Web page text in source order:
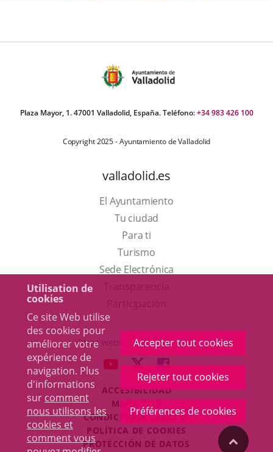
Utilisation de
cookies
Ce site Web utilise
des cookies pour
améliorer votre
expérience de
navigation. Plus
d'informations
sur comment
nous utilisons les
cookies et
comment vous
Accepter tout cookies
Rejeter tout cookies
Préférences de cookies
Plaza Mayor, 1. 47001 Valladolid, España. Teléfono:+34 983 426 100
Copyright 2025 - Ayuntamiento de Valladolid
valladolid.es
El Ayuntamiento
Tu ciudad
Para ti
TurismoEste
enlace
una
ventana
nueva.
Sede Electrónica
externa.
Otras webs del ayuntamiento
ENLACE
UNA
APLICACIÓN
EXTERNA.
ENLACE
A
UNA
APLICACIÓN
EXTERNA.
ENLACE
A
UNA
APLICACIÓN
EXTERNA.
ACCESIBILIDAD
MAPA WEB
CONDICIONES LEGALES
POLÍTICA DE COOKIES
PROTECCIÓN DE DATOS
"Volver